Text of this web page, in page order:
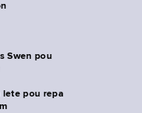
Swen pou
lete pou repa